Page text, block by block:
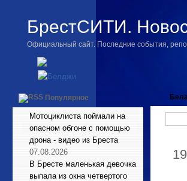
БрестСИТИ.
Официальный сайт. Последние события,
Популярное
Мотоциклиста поймали на
опасном обгоне с помощью
дрона - видео из Бреста
07.08.2026
В Бресте маленькая девочка
выпала из окна четвертого
19